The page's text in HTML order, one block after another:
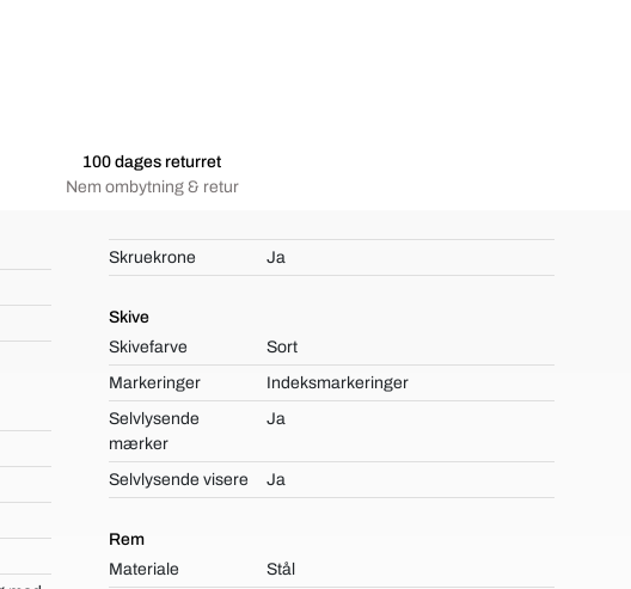
100 dages returret
Nem ombytning & retur
Skruekrone Ja
Skive
Skivefarve
Sort
Markeringer
Indeksmarkeringer
Selvlysende
mærker
Ja
Selvlysende visere Ja
Rem
Materiale
Stål